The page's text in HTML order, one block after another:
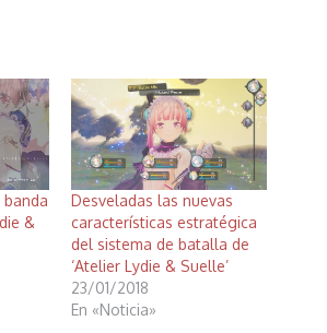
&
Desveladas las nuevas
características estratégica
del sistema de batalla de
‘Atelier Lydie & Suelle’
23/01/2018
En «Noticia»